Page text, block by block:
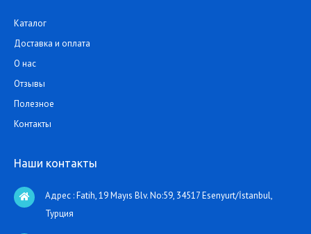
Каталог
Доставка и оплата
О нас
Отзывы
Полезное
Контакты
Наши контакты
Адрес : Fatih, 19 Mayıs Blv. No:59, 34517 Esenyurt/İstanbul,
Турция